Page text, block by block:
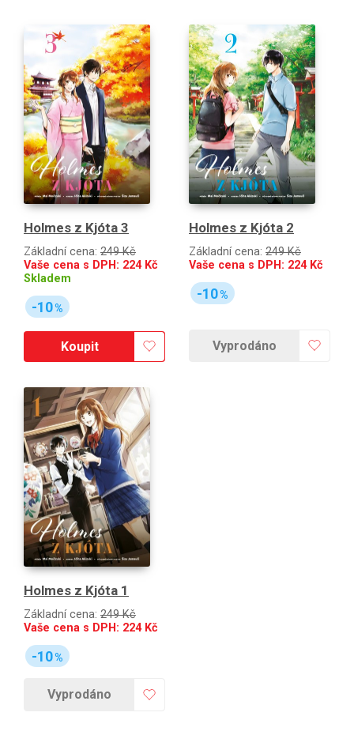
Holmes z Kjóta 3
Základní cena: 249 Kč
Vaše cena s DPH: 224Kč
Skladem
-10%
Koupit
Holmes z Kjóta 2
Základní cena: 249 Kč
Vaše cena s DPH: 224Kč
-10%
Vyprodáno
Holmes z Kjóta 1
Základní cena: 249 Kč
Vaše cena s DPH: 224Kč
-10%
Vyprodáno